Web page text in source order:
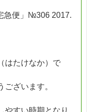
急便」№306 2017.
はたけなか）で
ざいます。
やすい時期となり